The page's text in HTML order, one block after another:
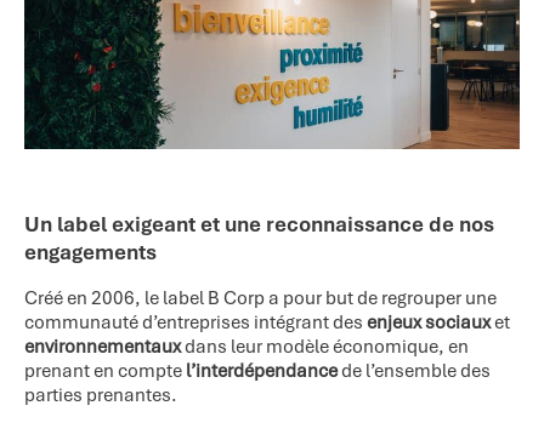
Un label exigeant et une reconnaissance de nos
engagements
Créé en 2006, le label B Corp a pour but de regrouper une
communauté d’entreprises intégrant des enjeux sociauxet
environnementauxdans leur modèle économique, en
prenant en compte l’interdépendancede l’ensemble des
parties prenantes.